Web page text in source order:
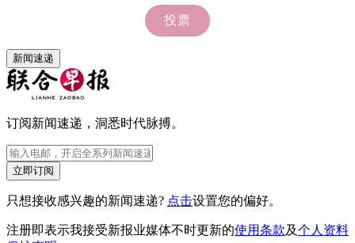
新闻速递
订阅新闻速递，洞悉时代脉搏。
立即订阅
只想接收感兴趣的新闻速递? 点击设置您的偏好。
注册即表示我接受新报业媒体不时更新的使用条款及个人资料